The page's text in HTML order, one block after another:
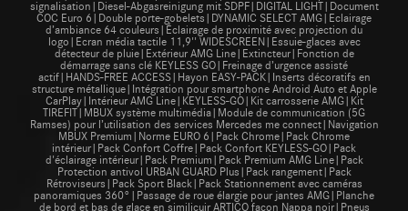
signalisation|Diesel-Abgasreinigung mit SDPF|DIGITAL LIGHT|Document
COC Euro 6|Double porte-gobelets|DYNAMIC SELECT AMG|Eclairage
d’ambiance 64 couleurs|Éclairage de proximité avec projection du
logo|Ecran média tactile 11,9'' WIDESCREEN|Essuie-glaces avec
détecteur de pluie|Extérieur AMG Line|Extincteur|Fonction de
démarrage sans clé KEYLESS GO|Freinage d’urgence assisté
actif|HANDS-FREE ACCESS|Hayon EASY-PACK|Inserts décoratifs en
structure métallique|Intégration pour smartphone Android Auto et Apple
CarPlay|Intérieur AMG Line|KEYLESS-GO|Kit carrosserie AMG|Kit
TIREFIT|MBUX système multimédia|Module de communication (5G
Ramses) pour l’utilisation des services Mercedes me connect|Navigation
MBUX Premium|Norme EURO 6|Pack Chrome|Pack Chrome
intérieur|Pack Confort Coffre|Pack Confort KEYLESS-GO|Pack
d'éclairage intérieur|Pack Premium|Pack Premium AMG Line|Pack
Protection antivol URBAN GUARD Plus|Pack rangement|Pack
Rétroviseurs|Pack Sport Black|Pack Stationnement avec caméras
panoramiques 360°|Passage de roue élargie pour jantes AMG|Planche
de bord et bas de glace en similicuir ARTICO façon Nappa noir|Pneus